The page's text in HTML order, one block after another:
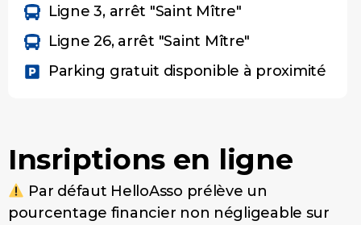
Ligne 3, arrêt "Saint Mître"
Ligne 26, arrêt "Saint Mître"
Parking gratuit disponible à proximité
Insriptions en ligne
Par défaut HelloAsso prélève un
pourcentage financier non négligeable sur